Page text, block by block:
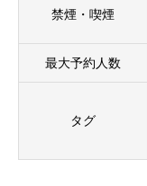
禁煙・喫煙
最大予約人数
タグ